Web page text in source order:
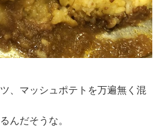
、マッシュポテトを万遍無く混
んだそうな。